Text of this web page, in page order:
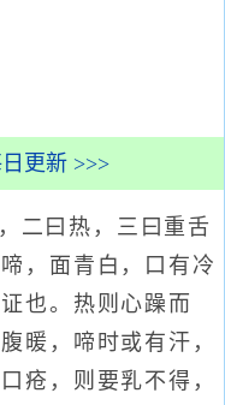
更新 >>>
二曰热，三曰重舌
，面青白，口有冷
也。热则心躁而
暖，啼时或有汗，
疮，则要乳不得，